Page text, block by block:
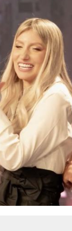
TRAGEDIA FAMILIAR